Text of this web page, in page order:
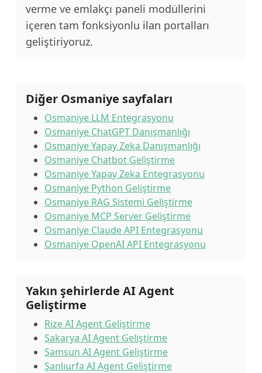
verme ve emlakçı paneli modüllerini
içeren tam fonksiyonlu ilan portalları
geliştiriyoruz.
Diğer Osmaniye sayfaları
Osmaniye LLM Entegrasyonu
Osmaniye ChatGPT Danışmanlığı
Osmaniye Yapay Zeka Danışmanlığı
Osmaniye Chatbot Geliştirme
Osmaniye Yapay Zeka Entegrasyonu
Osmaniye Python Geliştirme
Osmaniye RAG Sistemi Geliştirme
Osmaniye MCP Server Geliştirme
Osmaniye Claude API Entegrasyonu
Osmaniye OpenAI API Entegrasyonu
Yakın şehirlerde AI Agent
Geliştirme
Rize AI Agent Geliştirme
Sakarya AI Agent Geliştirme
Samsun AI Agent Geliştirme
Şanlıurfa AI Agent Geliştirme